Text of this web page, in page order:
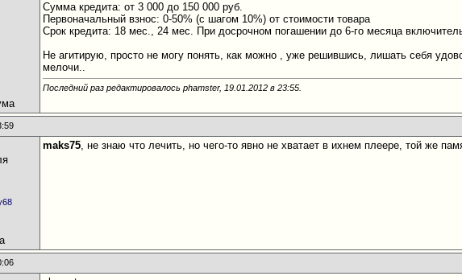
Сумма кредита: от 3 000 до 150 000 руб.
Первоначальный взнос: 0-50% (с шагом 10%) от стоимости товара
Срок кредита: 18 мес., 24 мес. При досрочном погашении до 6-го месяца
Не агитирую, просто не могу понять, как можно , уже решившись, лишать себя
мелочи..
Последний раз редактировалось phamster, 19.01.2012 в23:55
maks75, не знаю что лечить, но чего-то явно не хватает в ихнем плеере, той же